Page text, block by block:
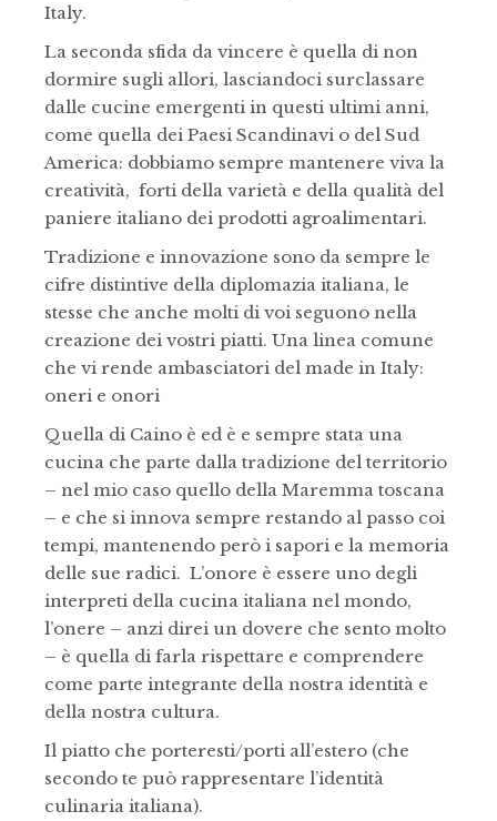
Italy.
La seconda sfida da vincere è quella di non
dormire sugli allori, lasciandoci surclassare
dalle cucine emergenti in questi ultimi anni,
come quella dei Paesi Scandinavi o del Sud
America: dobbiamo sempre mantenere viva la
creatività, forti della varietà e della qualità del
paniere italiano dei prodotti agroalimentari.
Tradizione e innovazione sono da sempre le
cifre distintive della diplomazia italiana, le
stesse che anche molti di voi seguono nella
creazione dei vostri piatti. Una linea comune
che vi rende ambasciatori del made in Italy:
oneri e onori
Quella di Caino è ed è e sempre stata una
cucina che parte dalla tradizione del territorio
– nel mio caso quello della Maremma toscana
– e che si innova sempre restando al passo coi
tempi, mantenendo però i sapori e la memoria
delle sue radici. L’onore è essere uno degli
interpreti della cucina italiana nel mondo,
l’onere – anzi direi un dovere che sento molto
– è quella di farla rispettare e comprendere
come parte integrante della nostra identità e
della nostra cultura.
Il piatto che porteresti/porti all’estero (che
secondo te può rappresentare l’identità
culinaria italiana).